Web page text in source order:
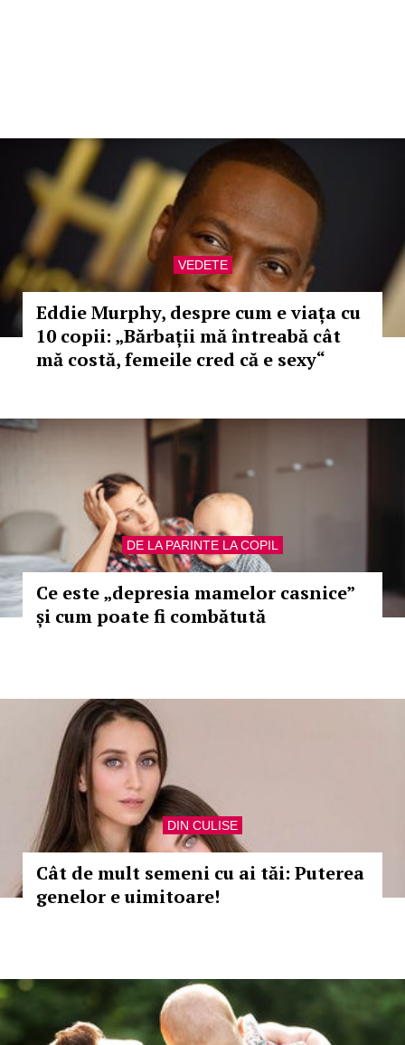
VEDETE
Eddie Murphy, despre cum e viața cu
10 copii: „Bărbații mă întreabă cât
mă costă, femeile cred că e sexy“
DE LA PARINTE LA COPIL
Ce este „depresia mamelor casnice”
și cum poate fi combătută
DIN CULISE
Cât de mult semeni cu ai tăi: Puterea
genelor e uimitoare!